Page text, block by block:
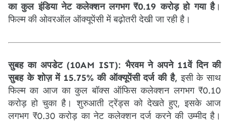
का कुल इंडिया नेट कलेक्शन लगभग ₹0.19 करोड़ हो गया है।
फिल्म की ओवरऑल ऑक्यूपेंसी में बढ़ोतरी देखी जा रही है।
सुबह का अपडेट (10AM IST): भैरवम ने अपने 11वें दिन की
सुबह के शोज़ में 15.75% की ऑक्यूपेंसी दर्ज की है, इसी के साथ
फिल्म का आज का कुल बॉक्स ऑफिस कलेक्शन लगभग ₹0.10
करोड़ हो चुका है। शुरुआती ट्रेंड्स को देखते हुए, इसके आज
लगभग ₹0.30 करोड़ का नेट कलेक्शन दर्ज करने की उम्मीद है।